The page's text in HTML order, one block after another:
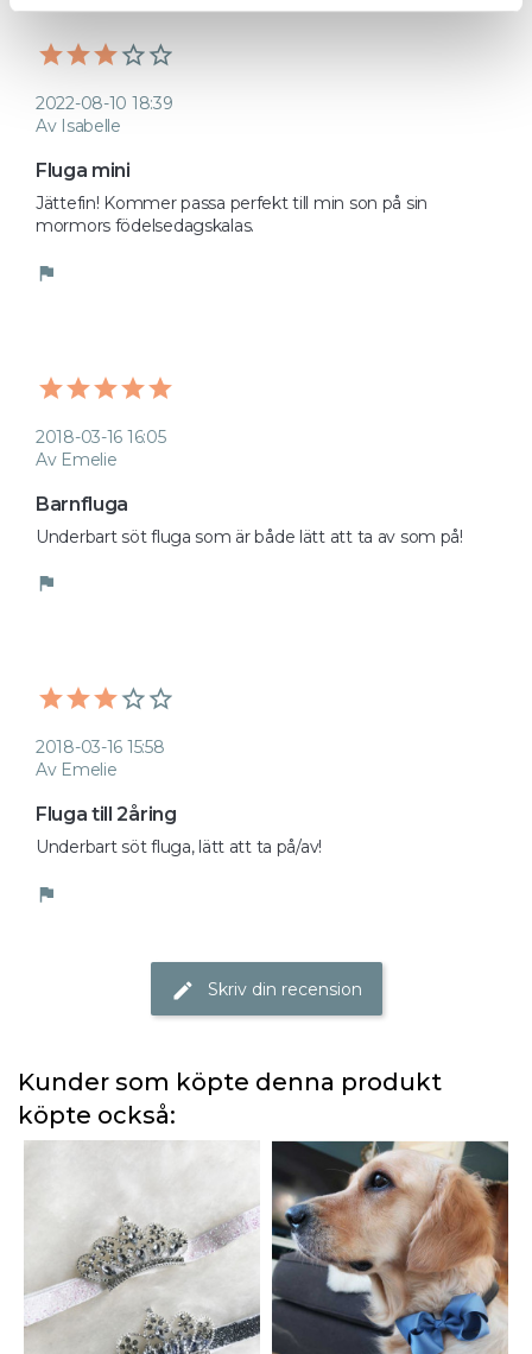
2022-08-10 18:39
Av Isabelle
Fluga mini
Jättefin! Kommer passa perfekt till min son på sin
mormors födelsedagskalas.
flag
2018-03-16 16:05
Av Emelie
Barnfluga
Underbart söt fluga som är både lätt att ta av som på!
flag
2018-03-16 15:58
Av Emelie
Fluga till 2åring
Underbart söt fluga, lätt att ta på/av!
flag
edit Skriv din recension
Kunder som köpte denna produkt
köpte också: